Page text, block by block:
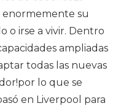
enormemente su
o irse a vivir. Dentro
ampliadas
todas las nuevas
lo que se
en Liverpool para